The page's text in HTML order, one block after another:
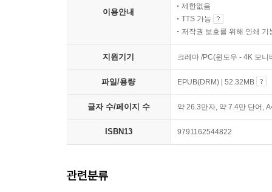
이용안내
제한없음
TTS 가능
저작권 보호를 위해 인쇄 기
지원기기 크레마 /PC(윈도우 - 4K 모
파일/용량 EPUB(DRM) | 52.32MB
글자 수/페이지 수 약 26.3만자, 약 7.4만 단어,
ISBN13 9791162544822
관련분류